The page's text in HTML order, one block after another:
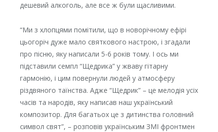
дешевий алкоголь, але все ж були щасливими.
“Ми з хлопцями помітили, що в новорічному ефірі
цьогоріч дуже мало святкового настрою, і згадали
про пісню, яку написали 5-6 років тому. І ось ми
підставили семпл “Щедрика” у жваву гітарну
гармонію, і цим повернули людей у атмосферу
різдвяного таїнства. Адже “Щедрик” – це мелодія усіх
часів та народів, яку написав наш український
композитор. Для багатьох це з дитинства головний
символ свят”, – розповів українським ЗМІ фронтмен